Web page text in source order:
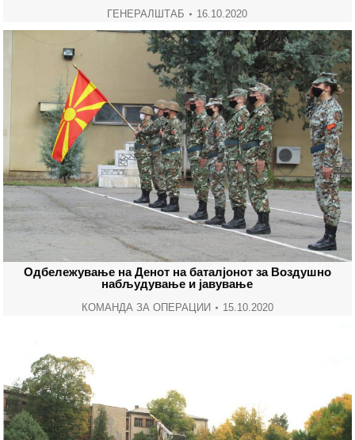
ГЕНЕРАЛШТАБ 16.10.2020
Одбележување на Денот на баталјонот за Воздушно
набљудување и јавување
КОМАНДА ЗА ОПЕРАЦИИ 15.10.2020